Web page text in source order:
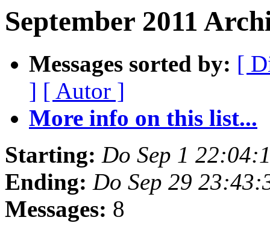
September 2011
Messages sorted by: [
] [ Autor ]
More info on this list...
Starting: Do Sep 1
Ending: Do Sep 29
Messages: 8